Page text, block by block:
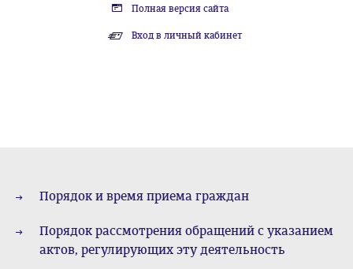
Полная версия сайта
Вход в личный кабинет
Порядок и время приема граждан
Порядок рассмотрения обращений с указанием
актов, регулирующих эту деятельность